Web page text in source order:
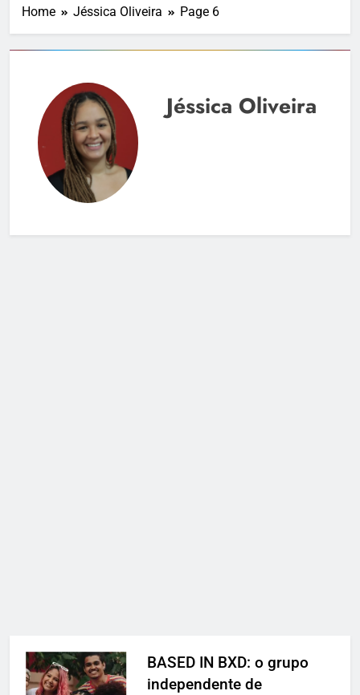
Home Jéssica Oliveira Page 6
Jéssica Oliveira
BASED IN BXD: o grupo
independente de